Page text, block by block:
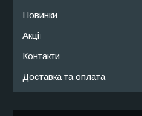
Новинки
Акції
Контакти
Доставка та оплата